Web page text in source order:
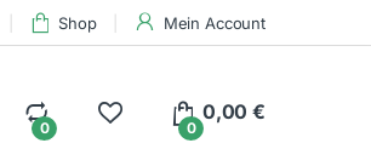
Shop Mein Account
0 0
0,00€